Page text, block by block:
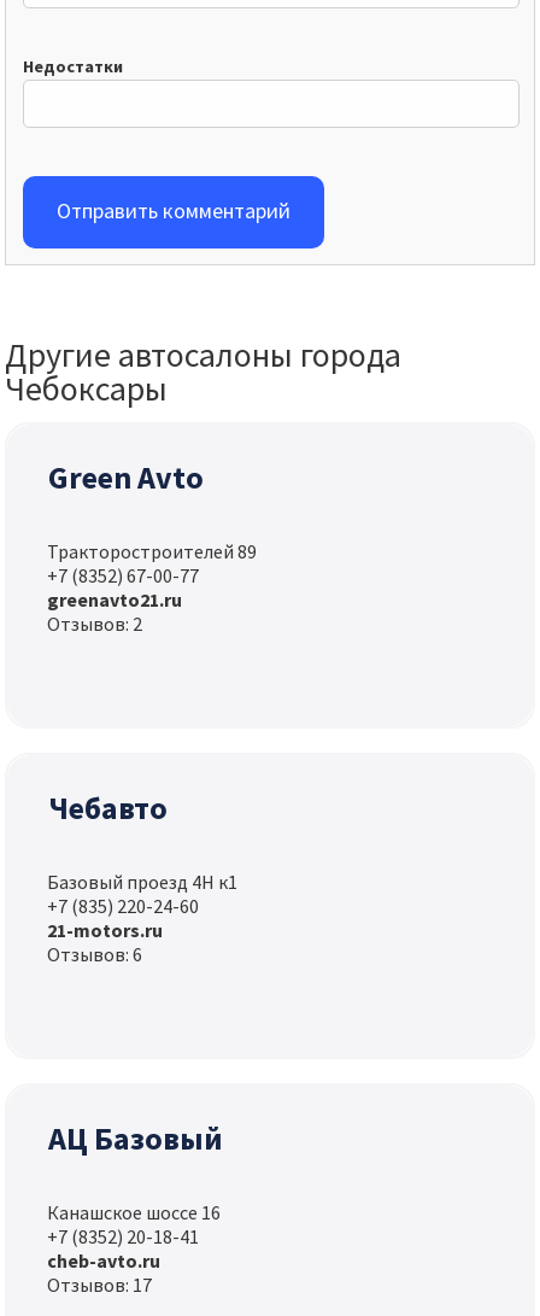
Недостатки
Отправить комментарий
Другие автосалоны города
Чебоксары
Green Avto
Тракторостроителей 89
+7 (8352) 67-00-77
greenavto21.ru
Отзывов: 2
Чебавто
Базовый проезд 4Н к1
+7 (835) 220-24-60
21-motors.ru
Отзывов: 6
АЦ Базовый
Канашское шоссе 16
+7 (8352) 20-18-41
cheb-avto.ru
Отзывов: 17